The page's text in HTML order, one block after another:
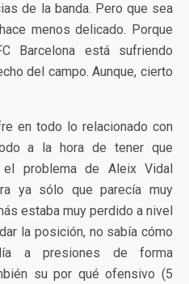
de la banda. Pero que sea
menos delicado. Porque
Barcelona está sufriendo
del campo. Aunque, cierto
en todo lo relacionado con
a la hora de tener que
el problema de Aleix Vidal
ya sólo que parecía muy
estaba muy perdido a nivel
la posición, no sabía cómo
a presiones de forma
su por qué ofensivo (5